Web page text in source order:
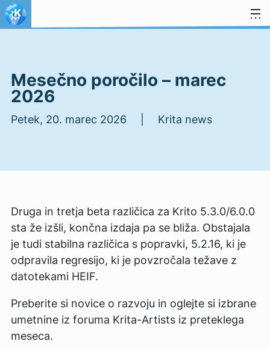
Preskoči na vsebino
Mesečno poročilo – marec
2026
Petek, 20. marec 2026 | Krita news
Druga in tretja beta različica za Krito 5.3.0/6.0.0
sta že izšli, končna izdaja pa se bliža. Obstajala
je tudi stabilna različica s popravki, 5.2.16, ki je
odpravila regresijo, ki je povzročala težave z
datotekami HEIF.
Preberite si novice o razvoju in oglejte si izbrane
umetnine iz foruma Krita-Artists iz preteklega
meseca.